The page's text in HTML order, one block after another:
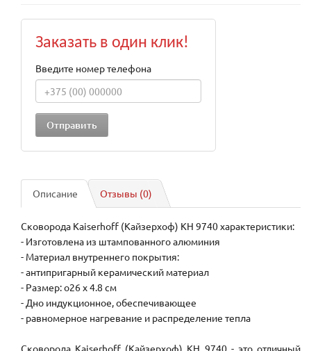
Заказать в один клик!
Введите номер телефона
Описание Отзывы (0)
Сковорода Kaiserhoff (Кайзерхоф) KH 9740 характеристики:
- Изготовлена из штампованного алюминия
- Материал внутреннего покрытия:
- антипригарный керамический материал
- Размер: o26 х 4.8 см
- Дно индукционное, обеспечивающее
- равномерное нагревание и распределение тепла
Сковорода Kaiserhoff (Кайзерхоф) KH 9740 - это отличный